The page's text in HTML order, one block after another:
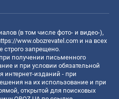
(в том числе фото- и видео-),
www.obozrevatel.com и на всех
строго запрещено.
получении письменного
и при условии обязательной
интернет-изданий - при
на их использование и при
открытой для поисковых